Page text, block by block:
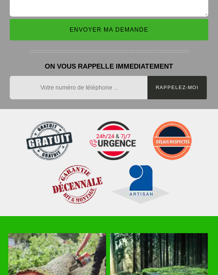
ON VOUS RAPPELLE IMMEDIATEMENT